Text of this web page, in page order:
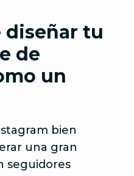
diseñar tu
de
un
bien
una gran
seguidores